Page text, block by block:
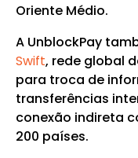
Oriente Médio.
A UnblockPay
Swift, rede global
para troca de
transferências
conexão indireta
200 países.